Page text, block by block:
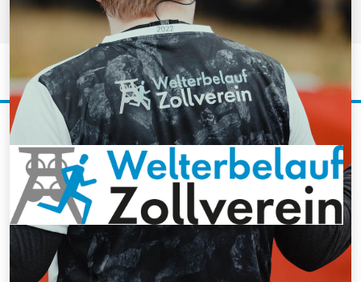
Für Presseanfragen und -informationen wenden Sie sich
bitte an den nebenstehenden Ansprechpartner. Die